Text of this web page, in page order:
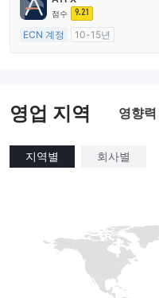
마스터 레이블 MT4
점수 9.21
ECN 계정
10-15년
영업 지역 영향력
지역별 회사별